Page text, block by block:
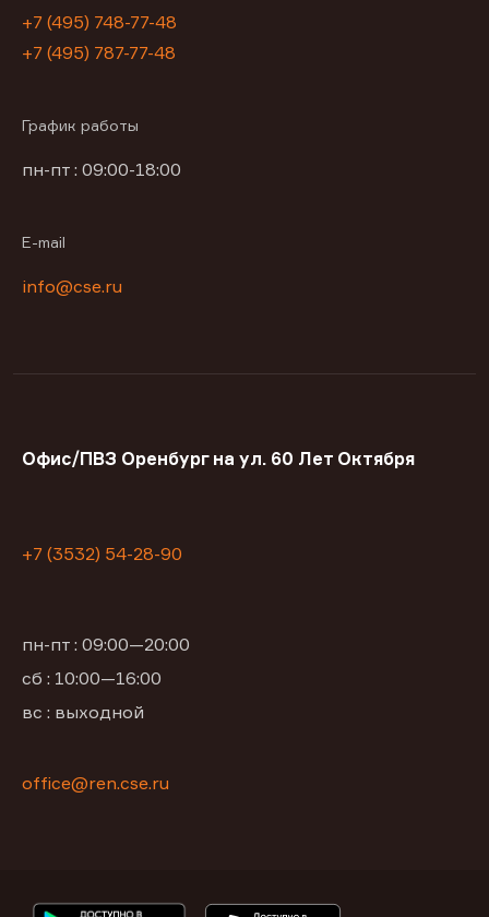
+7 (495) 748-77-48
+7 (495) 787-77-48
График работы
пн-пт : 09:00-18:00
E-mail
info@cse.ru
Офис/ПВЗ Оренбург на ул. 60 Лет Октября
+7 (3532) 54-28-90
пн-пт : 09:00—20:00
сб : 10:00—16:00
вс : выходной
office@ren.cse.ru